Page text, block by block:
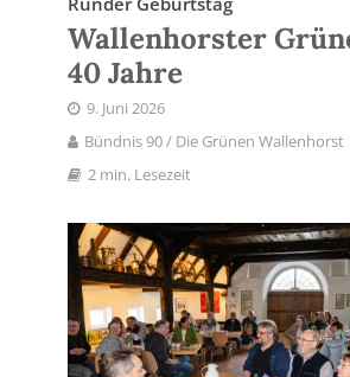
Wallenhorster
40 Jahre
9. Juni 2026
Bündnis 90 / Die Grünen Wallenhorst
2 min. Lesezeit